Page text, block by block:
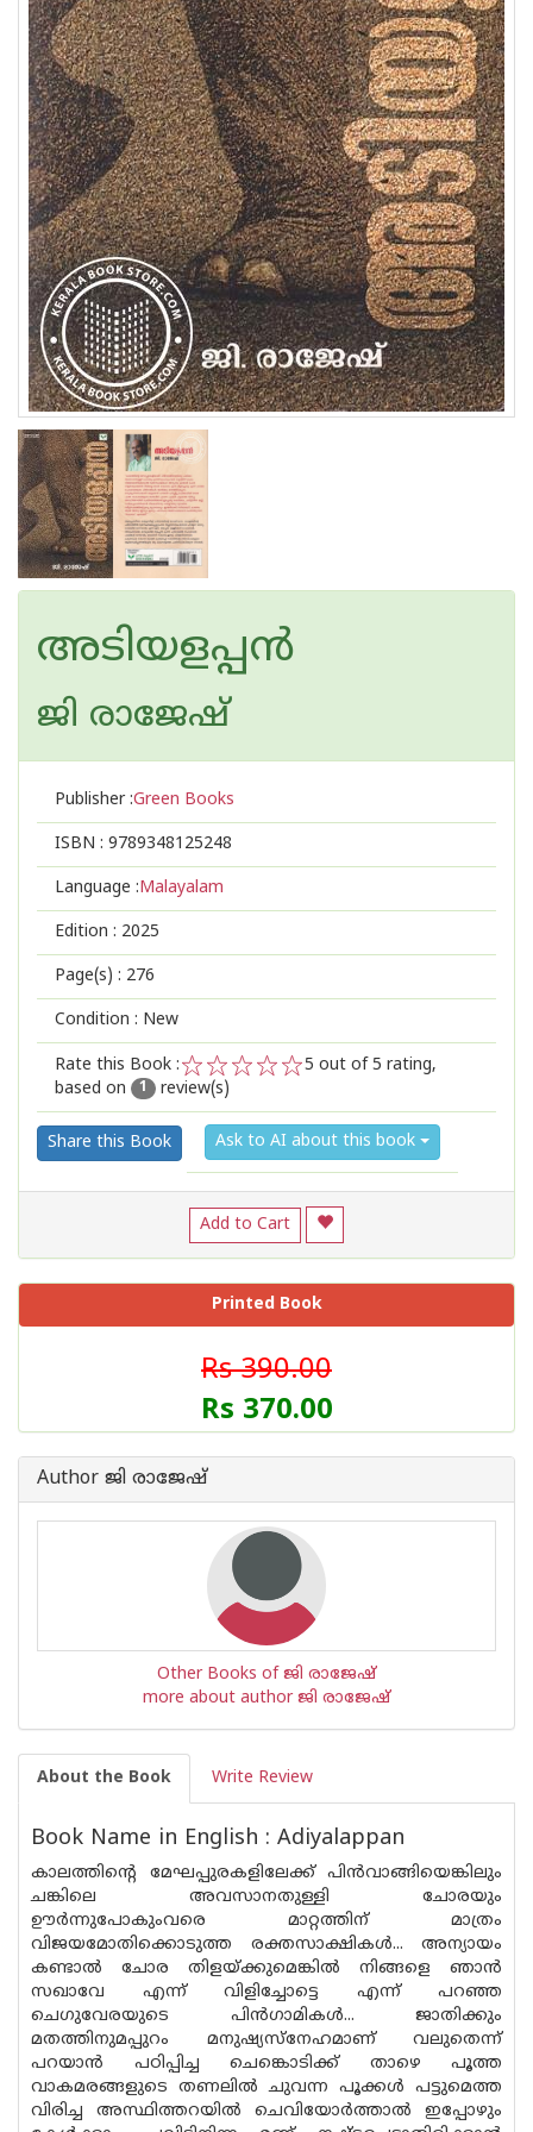
അടിയളപ്പന്‍
ജി രാജേഷ്
Publisher :Green Books
ISBN : 9789348125248
Language :Malayalam
Edition : 2025
Page(s) : 276
Condition : New
Rate this Book :
2
1
5 out of 5 rating,
based on
1 review(s)
Share this Book Ask to AI about this book
Add to Cart
Printed Book
Rs 390.00
Rs 370.00
Author ജി രാജേഷ്
Other Books of ജി രാജേഷ്
more about author ജി രാജേഷ്
About the Book Write Review
Book Name in English : Adiyalappan
കാലത്തിന്‍റെ മേഘപ്പുരകളിലേക്ക് പിന്‍വാങ്ങിയെങ്കിലും
ചങ്കിലെ അവസാനതുള്ളി ചോരയും
ഊര്‍ന്നുപോകുംവരെ മാറ്റത്തിന് മാത്രം
വിജയമോതിക്കൊടുത്ത രക്തസാക്ഷികള്‍... അന്യായം
കണ്ടാല്‍ ചോര തിളയ്ക്കുമെങ്കില്‍ നിങ്ങളെ ഞാന്‍
സഖാവേ എന്ന് വിളിച്ചോട്ടെ എന്ന് പറഞ്ഞ
ചെഗുവേരയുടെ പിന്‍ഗാമികള്‍... ജാതിക്കും
മതത്തിനുമപ്പുറം മനുഷ്യസ്നേഹമാണ് വലുതെന്ന്
പറയാന്‍ പഠിപ്പിച്ച ചെങ്കൊടിക്ക് താഴെ പൂത്ത
വാകമരങ്ങളുടെ തണലില്‍ ചുവന്ന പൂക്കള്‍ പട്ടുമെത്ത
വിരിച്ച അസ്ഥിത്തറയില്‍ ചെവിയോര്‍ത്താല്‍ ഇപ്പോഴും